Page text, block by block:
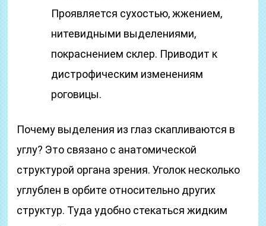
Проявляется сухостью, жжением,
нитевидными выделениями,
покраснением склер. Приводит к
дистрофическим изменениям
роговицы.
Почему выделения из глаз скапливаются в
углу? Это связано с анатомической
структурой органа зрения. Уголок несколько
углублен в орбите относительно других
структур. Туда удобно стекаться жидким